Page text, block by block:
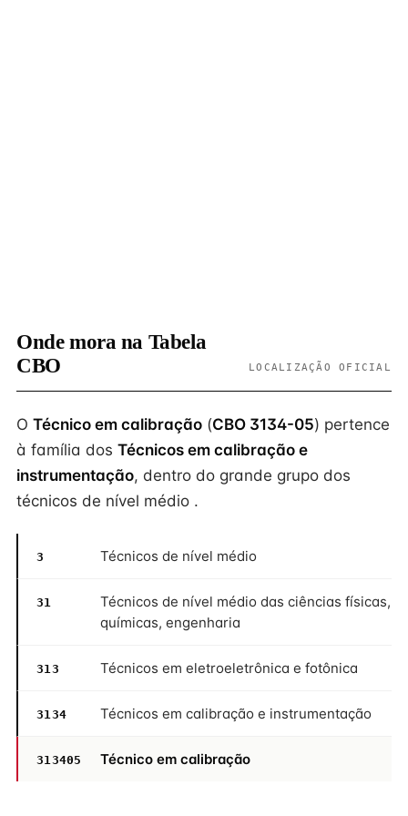
Onde mora na Tabela
CBO
LOCALIZAÇÃO OFICIAL
O Técnico em calibração (CBO 3134-05) pertence
à família dos Técnicos em calibração e
instrumentação, dentro do grande grupo dos
técnicos de nível médio .
3 Técnicos de nível médio
31
Técnicos de nível médio das ciências físicas,
químicas, engenharia
313 Técnicos em eletroeletrônica e fotônica
3134 Técnicos em calibração e instrumentação
313405 Técnico em calibração